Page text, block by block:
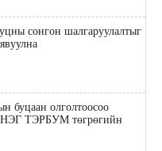
сонгон шалгаруулалтыг
олголтоосоо
НЭГ ТЭРБУМ төгрөгийн